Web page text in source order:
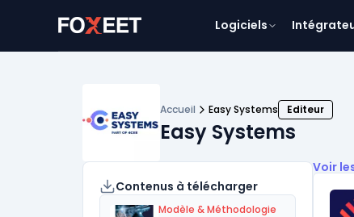
Logiciels
Accueil Easy Systems Editeur
Easy Systems
Contenus à télécharger
Modèle & Méthodologie
Voir